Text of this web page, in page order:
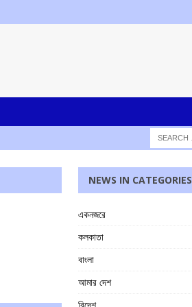
NEWS IN CATEGORIES
একনজরে
কলকাতা
বাংলা
আমার দেশ